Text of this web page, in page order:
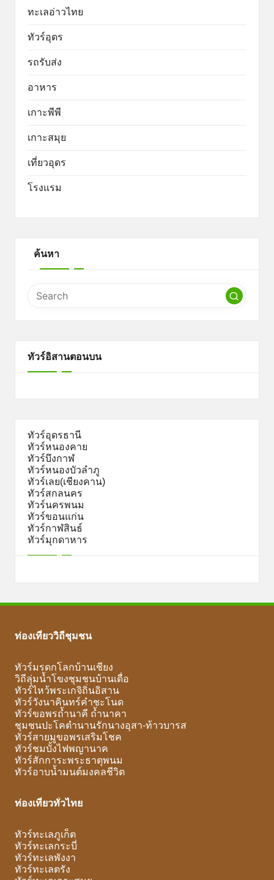
ทะเลอ่าวไทย
ทัวร์อุดร
รถรับส่ง
อาหาร
เกาะพีพี
เกาะสมุย
เที่ยวอุดร
โรงแรม
ค้นหา
ทัวร์อิสานตอนบน
ทัวร์อุดรธานี
ทัวร์หนองคาย
ทัวร์บึงกาฬ
ทัวร์หนองบัวลำภู
ทัวร์เลย(เชียงคาน)
ทัวร์สกลนคร
ทัวร์นครพนม
ทัวร์ขอนแก่น
ทัวร์กาฬสินธ์
ทัวร์มุกดาหาร
ท่องเที่ยววิถีชุมชน
ทัวร์มรดกโลกบ้านเชียง
วิถีลุ่มน้ำโขงชุมชนบ้านเดื่อ
ทัวร์ไหว้พระเกจิถิ่นอิสาน
ทัวร์วังนาคินทร์คำชะโนด
ทัวร์ขอพรถ้ำนาคี ถ้ำนาคา
ชุมชนปะโคตำนานรักนางอุสา-ท้าวบารส
ทัวร์สายมูขอพรเสริมโชค
ทัวร์ชมบั้งไฟพญานาค
ทัวร์สักการะพระธาตุพนม
ทัวร์อาบน้ำมนต์มงคลชีวิต
ท่องเที่ยวทั่วไทย
ทัวร์ทะเลภูเก็ต
ทัวร์ทะเลกระบี่
ทัวร์ทะเลพังงา
ทัวร์ทะเลตรัง